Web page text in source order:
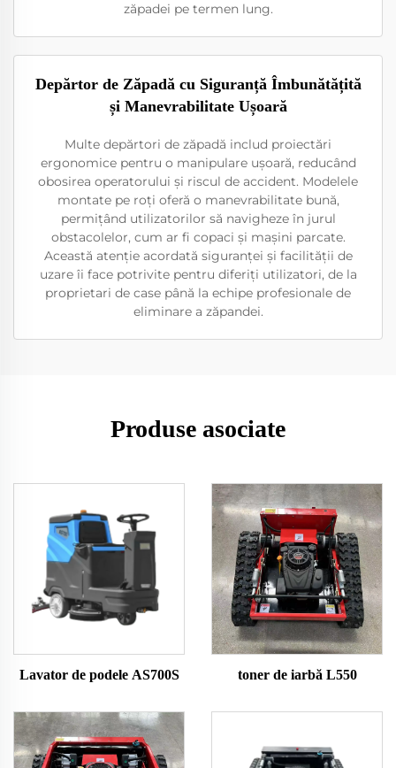
zăpadei pe termen lung.
Depărtor de Zăpadă cu Siguranță Îmbunătățită
și Manevrabilitate Ușoară
Multe depărtori de zăpadă includ proiectări
ergonomice pentru o manipulare ușoară, reducând
obosirea operatorului și riscul de accident. Modelele
montate pe roți oferă o manevrabilitate bună,
permițând utilizatorilor să navigheze în jurul
obstacolelor, cum ar fi copaci și mașini parcate.
Această atenție acordată siguranței și facilității de
uzare îi face potrivite pentru diferiți utilizatori, de la
proprietari de case până la echipe profesionale de
eliminare a zăpandei.
Produse asociate
Lavator de podele AS700S toner de iarbă L550